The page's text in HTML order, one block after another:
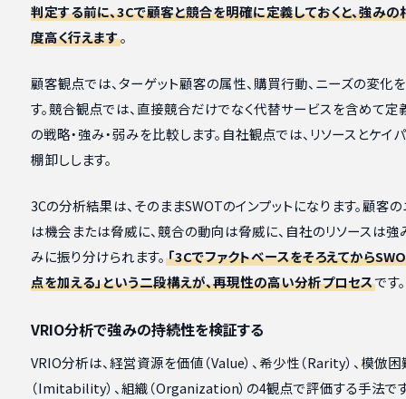
判定する前に、3Cで顧客と競合を明確に定義しておくと、強み
度高く行えます。
顧客観点では、ターゲット顧客の属性、購買行動、ニーズの変化
す。競合観点では、直接競合だけでなく代替サービスを含めて定
の戦略・強み・弱みを比較します。自社観点では、リソースとケイ
棚卸しします。
3Cの分析結果は、そのままSWOTのインプットになります。顧客
は機会または脅威に、競合の動向は脅威に、自社のリソースは
みに振り分けられます。 「3Cでファクトベースをそろえてから
点を加える」という二段構えが、再現性の高い分析プロセスです。
VRIO分析で強みの持続性を検証する
VRIO分析は、経営資源を価値（Value）、希少性（Rarity）、模倣
（Imitability）、組織（Organization）の4観点で評価する手法で